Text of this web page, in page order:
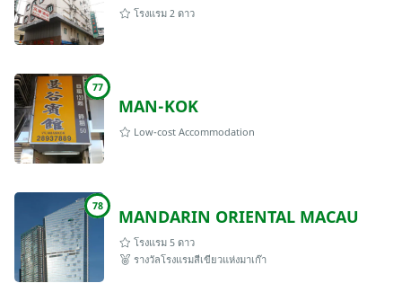
โรงแรม 2 ดาว
77
MAN-KOK
Low-cost Accommodation
78 MANDARIN ORIENTAL MACAU
โรงแรม 5 ดาว
รางวัลโรงแรมสีเขียวแห่งมาเก๊า